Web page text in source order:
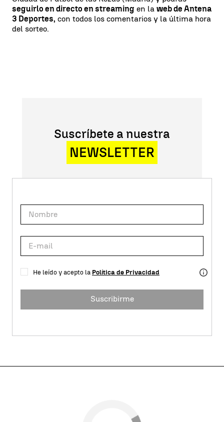
seguirlo en directo en streaming en la web de Antena
3 Deportes, con todos los comentarios y la última hora
del sorteo.
Suscríbete a nuestra
NEWSLETTER
He leído y acepto la Política de Privacidad
Suscribirme